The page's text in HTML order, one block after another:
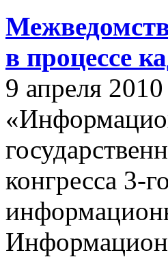
в процессе
9 апреля
конгресса 3-